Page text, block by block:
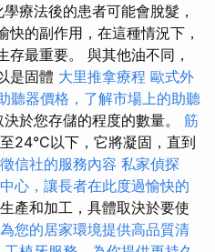
學療法後的患者可能會脫髮，
的副作用，在這種情況下，
最重要。 與其他油不同，
是固體 大里推拿療程 歐式外
聽器價格，了解市場上的助聽
決於您存儲的程度的數量。 筋
24°C以下，它將凝固，直到
信社的服務內容 私家偵探
心，讓長者在此度過愉快的
產和加工，具體取決於要使
您的居家環境提供高品質清